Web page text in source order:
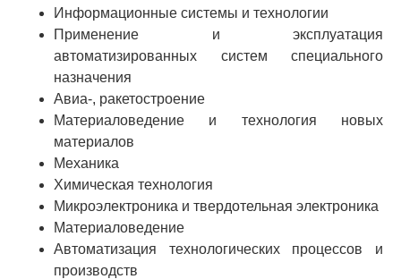
ПРОДУКЦИЯ И УСЛУГИ
ДПО и ПО (Дополнительное
профессиональное образование и
профессиональное обучение)
Лазерные технологии
Каталог гражданской продукции
Технологии водородной энергетики
Цифровые продукты
Информационные системы и технологии
Применение и эксплуатация
автоматизированных систем специального
назначения
Авиа-, ракетостроение
Материаловедение и технология новых
материалов
Механика
Химическая технология
Микроэлектроника и твердотельная электроника
Материаловедение
Автоматизация технологических процессов и
производств